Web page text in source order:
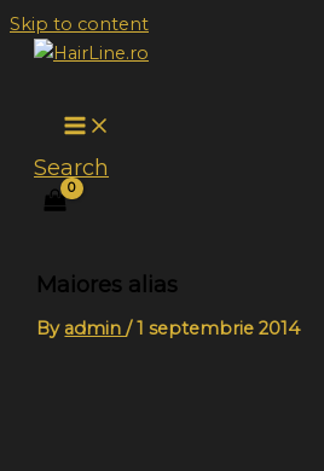
Skip to content
Search
Maiores alias
By admin/1 septembrie 2014